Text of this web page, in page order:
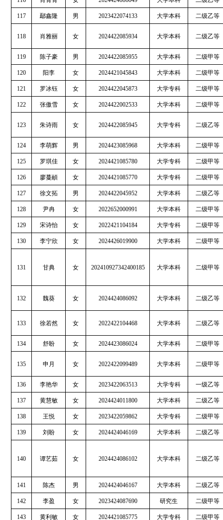
117 鄢鑫隆 男 2023422074133 大学本科 二级乙等
118 肖雅丽 女 2024422085934 大学本科 二级乙等
119 陈子豪 男 2024422085955 大学本科 二级甲等
120 阳李 女 2024421045843 大学本科 二级甲等
121 罗冰钰 女 2024422045873 大学专科 二级甲等
122 张傲雪 女 2024422002533 大学本科 二级甲等
123 朱诗雨 女 2024422085945 大学专科 二级乙等
124 李萌辉 男 2024423085968 大学本科 二级甲等
125 罗琪佳 女 2024421085780 大学专科 二级甲等
126 廖蔓頔 女 2024421085770 大学专科 二级甲等
127 徐文拓 男 2024422045952 大学本科 二级乙等
128 尹冉 女 2022652000991 大学本科 二级甲等
129 宋诗怡 女 2022421104184 大学专科 二级甲等
130 李宁欣 女 2024426019900 大学本科 二级甲等
131 甘典 女 202410927342400185 大学本科 二级甲等
132 魏葵 女 2024424086092 大学本科 二级乙等
133 徐若然 女 2022422104468 大学本科 二级乙等
134 舒盼 女 2024423086024 大学本科 二级甲等
135 申月 女 2022422099489 大学本科 二级甲等
136 李艳华 女 2023422063513 大学专科 一级乙等
137 黄慧敏 女 2024424011800 大学本科 二级乙等
138 王悦 女 2023422059862 大学专科 二级甲等
139 刘盼 女 2024424046169 大学本科 二级乙等
140 谭艺茹 女 2024424086102 大学本科 二级乙等
141 陈杰 男 2024424046167 大学本科 二级乙等
142 李盈 女 2023424087690 研究生 二级甲等
143 黄利敏 女 2024421085775 大学专科 二级甲等